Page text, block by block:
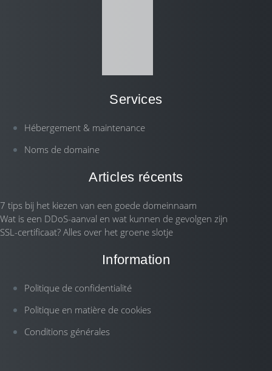
Services
Hébergement & maintenance
Noms de domaine
Articles récents
7 tips bij het kiezen van een goede domeinnaam
Wat is een DDoS-aanval en wat kunnen de gevolgen zijn
SSL-certificaat? Alles over het groene slotje
Information
Politique de confidentialité
Politique en matière de cookies
Conditions générales